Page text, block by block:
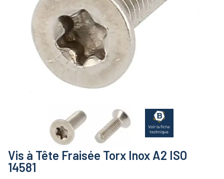
Vis à Tête Fraisée Torx Inox A2 ISO
14581